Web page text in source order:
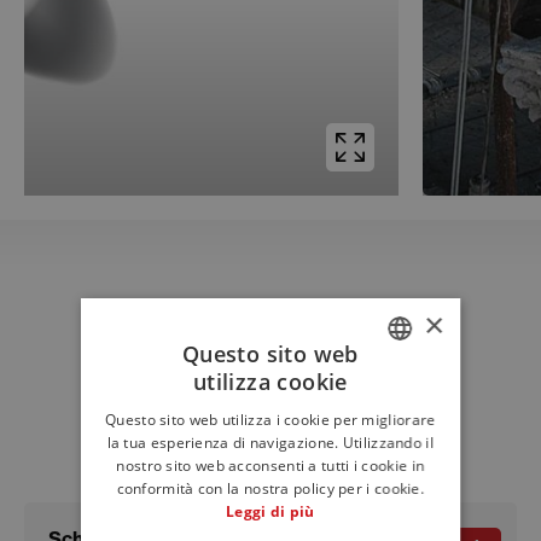
Schede tecniche e
documenti ENGLISH
FRENCH
×
Questo sito web
utilizza cookie
Questo sito web utilizza i cookie per migliorare
la tua esperienza di navigazione. Utilizzando il
nostro sito web acconsenti a tutti i cookie in
conformità con la nostra policy per i cookie.
Leggi di più